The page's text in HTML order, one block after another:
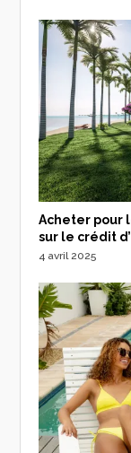
Acheter pour
sur le crédit
4 avril 2025